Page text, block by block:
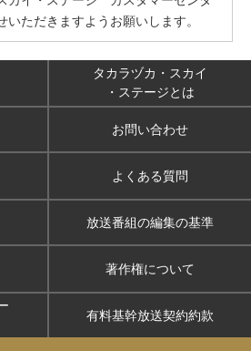
いただきますようお願いします。
タカラヅカ・スカイ
・ステージとは
お問い合わせ
よくある質問
放送番組の編集の基準
著作権について
有料基幹放送契約約款